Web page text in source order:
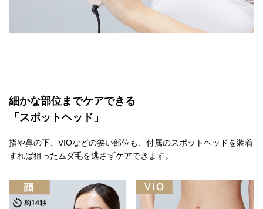
細かな部位までケアできる
「スポットヘッド」
指や鼻の下、VIOなどの狭い部位も、付属のスポットヘッドを装着
すれば狙ったムダ毛を逃さずケアできます。